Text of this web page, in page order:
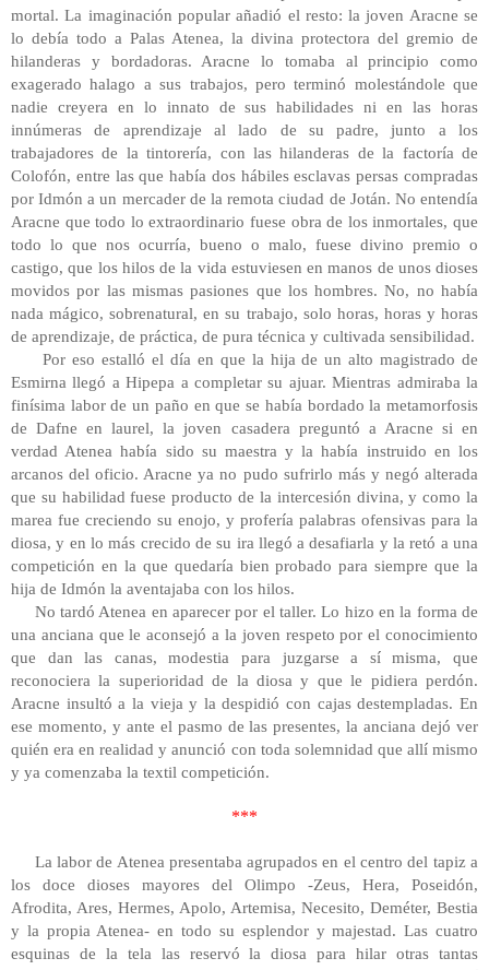
mortal. La imaginación popular añadió el resto: la joven Aracne se
lo debía todo a Palas Atenea, la divina protectora del gremio de
hilanderas y bordadoras. Aracne lo tomaba al principio como
exagerado halago a sus trabajos, pero terminó molestándole que
nadie creyera en lo innato de sus habilidades ni en las horas
innúmeras de aprendizaje al lado de su padre, junto a los
trabajadores de la tintorería, con las hilanderas de la factoría de
Colofón, entre las que había dos hábiles esclavas persas compradas
por Idmón a un mercader de la remota ciudad de Jotán. No entendía
Aracne que todo lo extraordinario fuese obra de los inmortales, que
todo lo que nos ocurría, bueno o malo, fuese divino premio o
castigo, que los hilos de la vida estuviesen en manos de unos dioses
movidos por las mismas pasiones que los hombres. No, no había
nada mágico, sobrenatural, en su trabajo, solo horas, horas y horas
de aprendizaje, de práctica, de pura técnica y cultivada sensibilidad.
Por eso estalló el día en que la hija de un alto magistrado de
Esmirna llegó a Hipepa a completar su ajuar. Mientras admiraba la
finísima labor de un paño en que se había bordado la metamorfosis
de Dafne en laurel, la joven casadera preguntó a Aracne si en
verdad Atenea había sido su maestra y la había instruido en los
arcanos del oficio. Aracne ya no pudo sufrirlo más y negó alterada
que su habilidad fuese producto de la intercesión divina, y como la
marea fue creciendo su enojo, y profería palabras ofensivas para la
diosa, y en lo más crecido de su ira llegó a desafiarla y la retó a una
competición en la que quedaría bien probado para siempre que la
hija de Idmón la aventajaba con los hilos.
No tardó Atenea en aparecer por el taller. Lo hizo en la forma de
una anciana que le aconsejó a la joven respeto por el conocimiento
que dan las canas, modestia para juzgarse a sí misma, que
reconociera la superioridad de la diosa y que le pidiera perdón.
Aracne insultó a la vieja y la despidió con cajas destempladas. En
ese momento, y ante el pasmo de las presentes, la anciana dejó ver
quién era en realidad y anunció con toda solemnidad que allí mismo
y ya comenzaba la textil competición.
***
La labor de Atenea presentaba agrupados en el centro del tapiz a
los doce dioses mayores del Olimpo -Zeus, Hera, Poseidón,
Afrodita, Ares, Hermes, Apolo, Artemisa, Necesito, Deméter, Bestia
y la propia Atenea- en todo su esplendor y majestad. Las cuatro
esquinas de la tela las reservó la diosa para hilar otras tantas